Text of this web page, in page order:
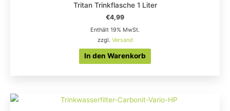
Tritan Trinkflasche 1 Liter
€4,99
Enthält 19% MwSt.
zzgl. Versand
In den Warenkorb
Dieses